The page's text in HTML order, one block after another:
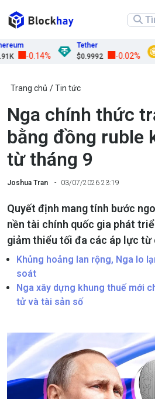
-0.14%
Tether
$0.9992
-0.02%
Trang chủ Tin tức
Nga chính thức
bằng đồng ruble
từ tháng 9
Joshua Tran 03/07/2026 23:19
Quyết định mang tính bước
nền tài chính quốc gia phát
giảm thiểu tối đa các áp lực từ
Khủng hoảng lan rộng, Nga lo
soát
Nga xây dựng khung thuế mới
tử và tài sản số